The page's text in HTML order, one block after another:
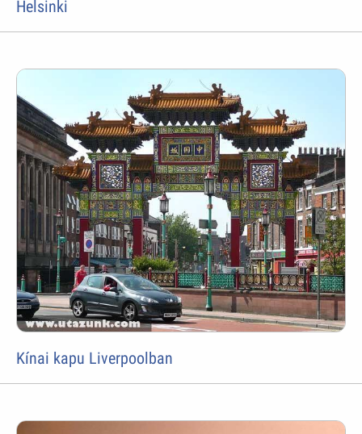
Helsinki
Kínai kapu Liverpoolban